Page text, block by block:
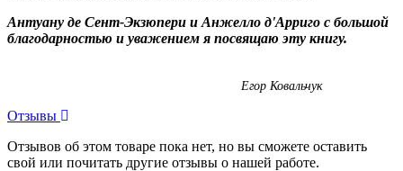
Антуану де Сент-Экзюпери и Анжелло д'Арриго с большой
благодарностью и уважением я посвящаю эту книгу.
Егор Ковальчук
Отзывы
Отзывов об этом товаре пока нет, но вы сможете оставить
свой или почитать другие отзывы о нашей работе.